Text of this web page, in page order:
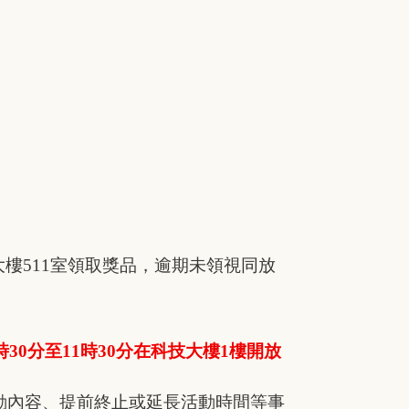
511室領取獎品，逾期未領視同放
分至11時30分在科技大樓1樓開放
容、提前終止或延長活動時間等事